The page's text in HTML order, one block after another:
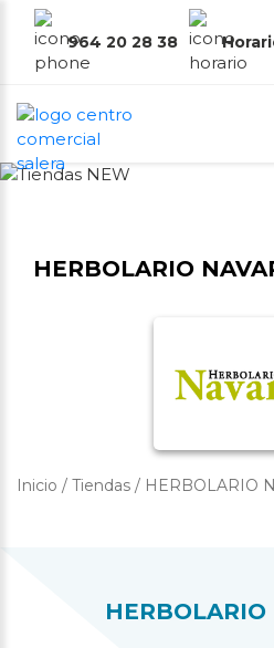
964 20 28 38
HERBOLARIO
Inicio / Tiendas / HERBOLARIO
HERBOLARIO